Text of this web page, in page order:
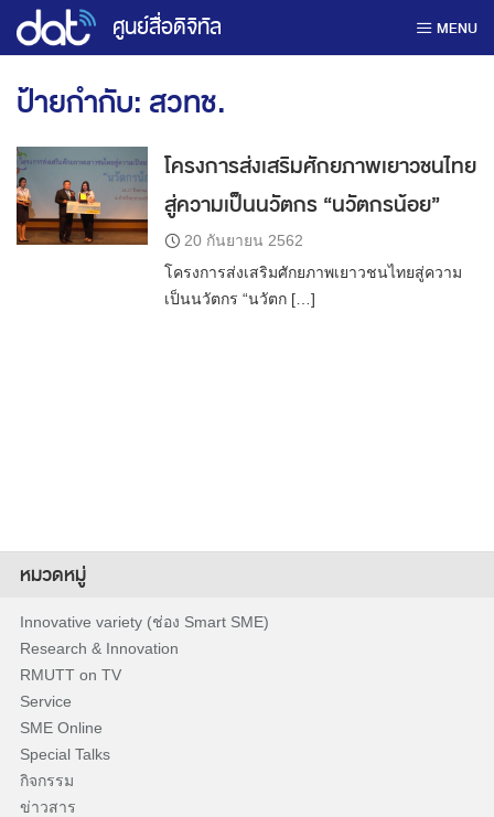
ศูนย์สื่อดิจิทัล MENU
ป้ายกำกับ: สวทช.
โครงการส่งเสริมศักยภาพเยาวชนไทย
สู่ความเป็นนวัตกร “นวัตกรน้อย”
20 กันยายน 2562
โครงการส่งเสริมศักยภาพเยาวชนไทยสู่ความ
เป็นนวัตกร “นวัตก […]
หมวดหมู่
Innovative variety (ช่อง Smart SME)
Research & Innovation
RMUTT on TV
Service
SME Online
Special Talks
กิจกรรม
ข่าวสาร